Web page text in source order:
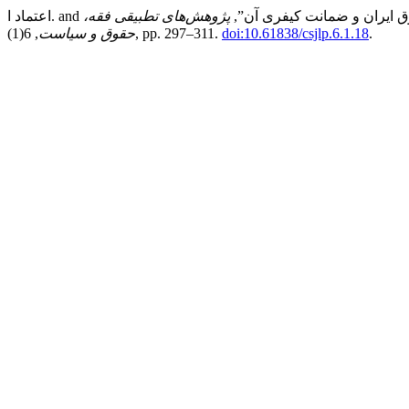
پژوهش‌های تطبیقی فقه،
حقوق و سیاست, 6(1), pp. 297–311. doi:10.61838/csjlp.6.1.18.